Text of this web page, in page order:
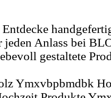
Anlass bei
gestaltete
Ymxvbpbmdbk